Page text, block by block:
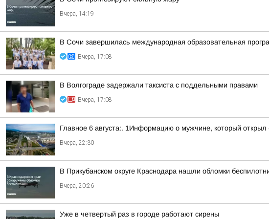
Вчера, 14:19
В Сочи завершилась международная образовательная
Вчера, 17:08
В Волгограде задержали таксиста с поддельными правами
Вчера, 17:08
Главное 6 августа:. 1Информацию о мужчине, который
Вчера, 22:30
В Прикубанском округе Краснодара нашли обломки
Вчера, 20:26
Уже в четвертый раз в городе работают сирены